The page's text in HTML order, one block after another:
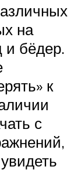
на
и бёдер.
к
с